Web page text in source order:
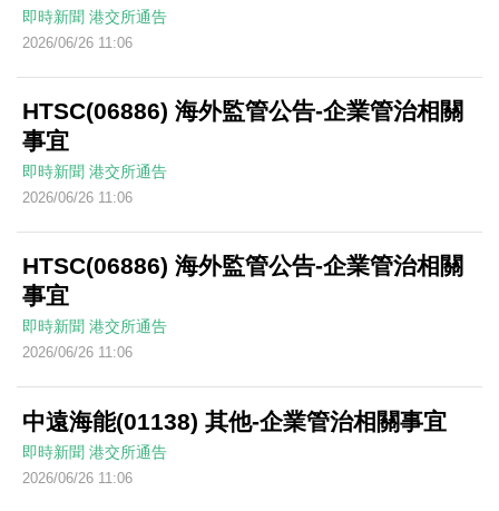
即時新聞 港交所通告
2026/06/26 11:06
HTSC(06886) 海外監管公告-企業管治相關
事宜
即時新聞 港交所通告
2026/06/26 11:06
HTSC(06886) 海外監管公告-企業管治相關
事宜
即時新聞 港交所通告
2026/06/26 11:06
中遠海能(01138) 其他-企業管治相關事宜
即時新聞 港交所通告
2026/06/26 11:06